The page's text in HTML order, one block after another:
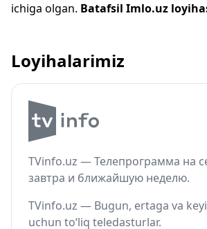
ichiga olgan. Batafsil Imlo.uz
Loyihalarimiz
TVinfo.uz — Телепрограмма на
завтра и ближайшую неделю.
TVinfo.uz — Bugun, ertaga va
uchun to‘liq teledasturlar.